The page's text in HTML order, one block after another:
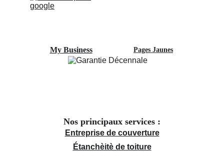
Pages Jaunes
My Business
Nos principaux services :
Entreprise de couverture
Étanchèitè de toiture